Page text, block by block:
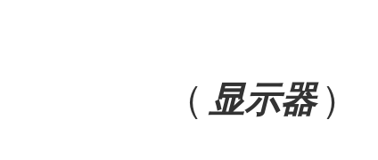
( 显示器)